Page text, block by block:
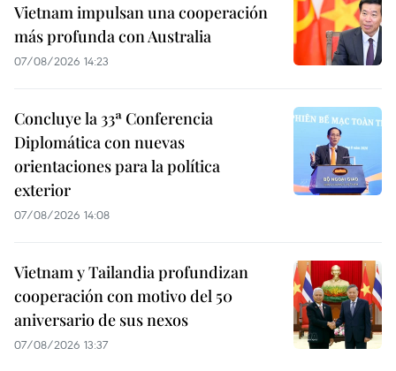
Vietnam impulsan una cooperación
más profunda con Australia
07/08/2026 14:23
Concluye la 33ª Conferencia
Diplomática con nuevas
orientaciones para la política
exterior
07/08/2026 14:08
Vietnam y Tailandia profundizan
cooperación con motivo del 50
aniversario de sus nexos
07/08/2026 13:37